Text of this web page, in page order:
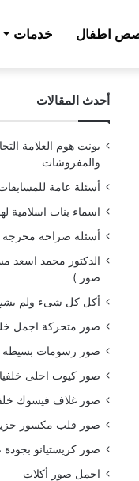
اطفال خدمات
أحدث المقالات
بونت هوم العلامة
والمفروشات
أسئلة عامة للمسابقات مع
اسماء بنات اسلامية
أسئلة صراحة محرجة
الدكتور محمد اسعد
صور )
أكل كل شىء ولم
صور متحركة اجمل
صور رسومات بسيطه
صور كيوت احلى
صور غلاف فيسوك
صور قلب مكسور
صور كريستيانو بجودة
اجمل صور أكلات